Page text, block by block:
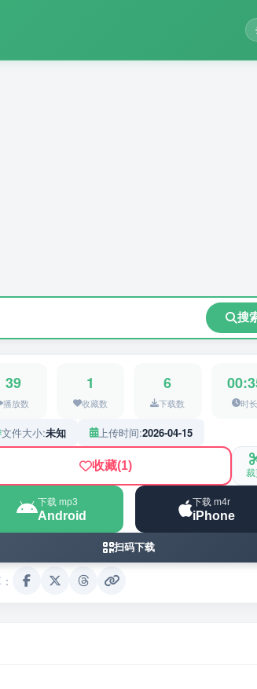
搜
39
播放数
1
收藏数
6
下载数 时长
文件大小:未知 上传时间:2026-04-15
收藏(1)
下载 mp3
Android
下载 m4r
iPhone
扫码下载